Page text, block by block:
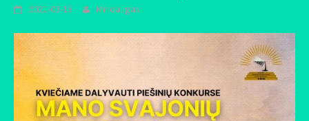
2021-03-18 Mindaugas